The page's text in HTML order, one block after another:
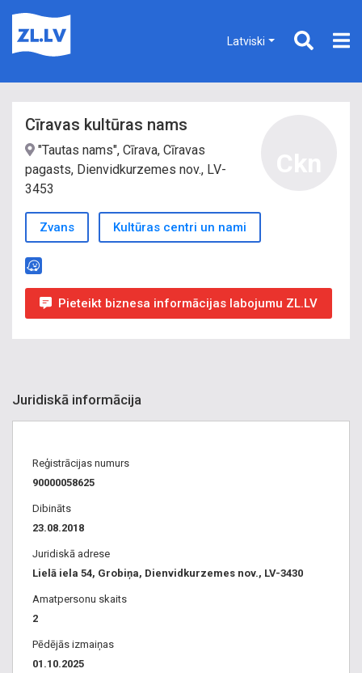
Latviski
Cīravas kultūras nams
"Tautas nams", Cīrava, Cīravas
pagasts, Dienvidkurzemes nov., LV-
3453
Zvans Kultūras centri un nami
Pieteikt biznesa informācijas labojumu ZL.LV
Juridiskā informācija
Reģistrācijas numurs
90000058625
Dibināts
23.08.2018
Juridiskā adrese
Lielā iela 54, Grobiņa, Dienvidkurzemes nov., LV-3430
Amatpersonu skaits
2
Pēdējās izmaiņas
01.10.2025